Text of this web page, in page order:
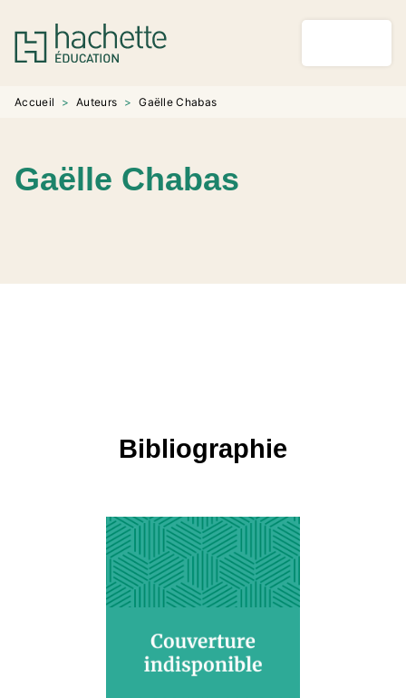
MENU RECHERCHE
PIED DE PAGE
Accueil > Auteurs > Gaëlle Chabas
Gaëlle Chabas
Bibliographie